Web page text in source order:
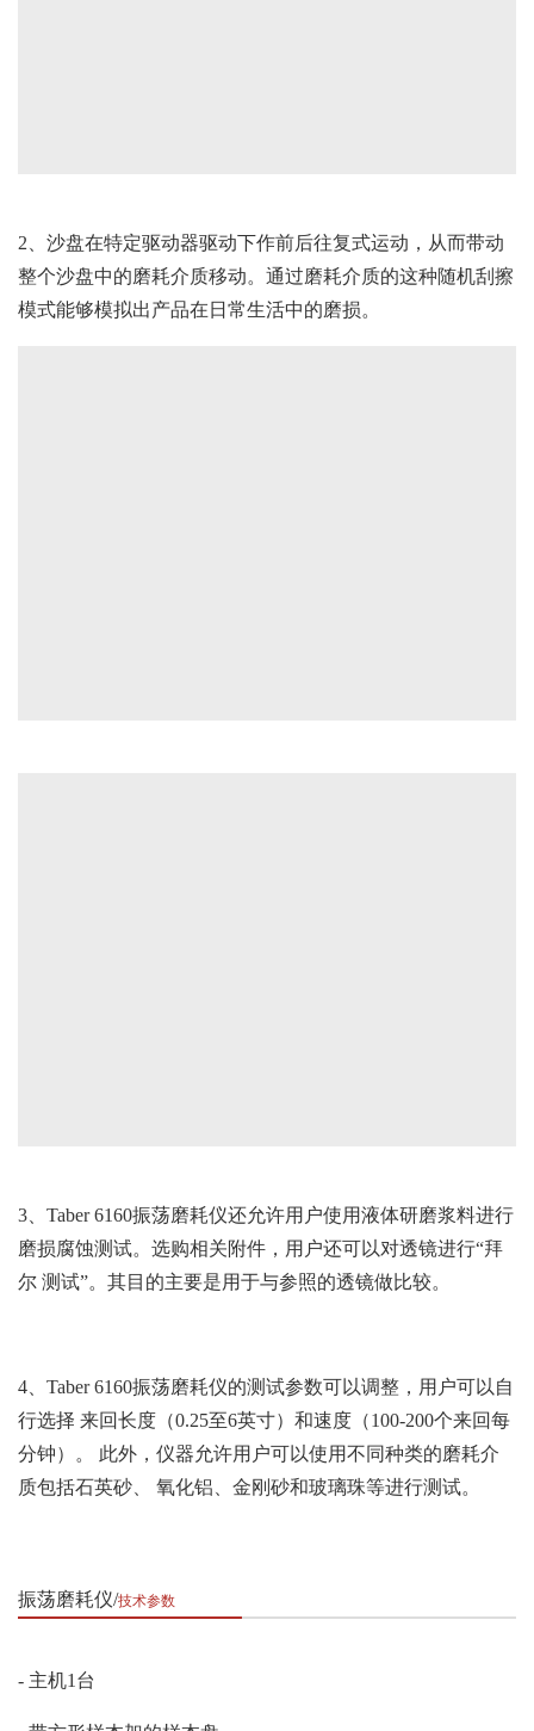
2、沙盘在特定驱动器驱动下作前后往复式运动，从而带动
整个沙盘中的磨耗介质移动。通过磨耗介质的这种随机刮擦
模式能够模拟出产品在日常生活中的磨损。
3、Taber 6160振荡磨耗仪还允许用户使用液体研磨浆料进行
磨损腐蚀测试。选购相关附件，用户还可以对透镜进行“拜
尔 测试”。其目的主要是用于与参照的透镜做比较。
4、Taber 6160振荡磨耗仪的测试参数可以调整，用户可以自
行选择 来回长度（0.25至6英寸）和速度（100-200个来回每
分钟）。 此外，仪器允许用户可以使用不同种类的磨耗介
质包括石英砂、 氧化铝、金刚砂和玻璃珠等进行测试。
振荡磨耗仪 技术参数
- 主机1台